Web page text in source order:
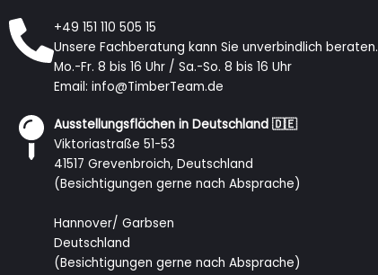
+49 151 110 505 15
Unsere Fachberatung kann Sie unverbindlich beraten.
Mo.-Fr. 8 bis 16 Uhr / Sa.-So. 8 bis 16 Uhr
Email: info@TimberTeam.de
Ausstellungsflächen in Deutschland 🇩🇪
Viktoriastraße 51-53
41517 Grevenbroich, Deutschland
(Besichtigungen gerne nach Absprache)
Hannover/ Garbsen
Deutschland
(Besichtigungen gerne nach Absprache)